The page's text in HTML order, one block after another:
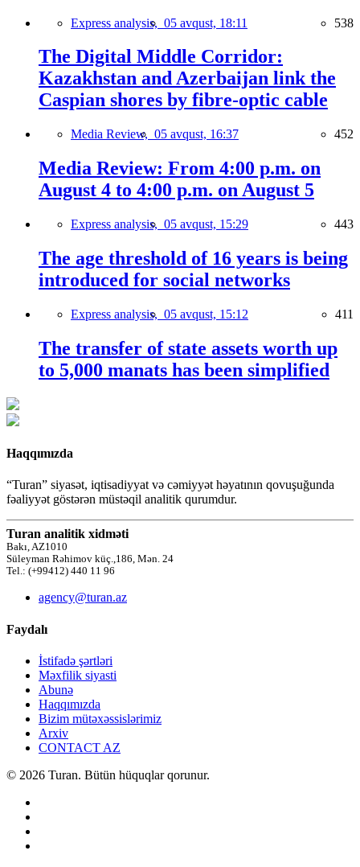
Express analysis, 05 avqust, 18:11 538
The Digital Middle Corridor:
Kazakhstan and Azerbaijan link the
Caspian shores by fibre-optic cable
Media Review, 05 avqust, 16:37 452
Media Review: From 4:00 p.m. on
August 4 to 4:00 p.m. on August 5
Express analysis, 05 avqust, 15:29 443
The age threshold of 16 years is being
introduced for social networks
Express analysis, 05 avqust, 15:12 411
The transfer of state assets worth up
to 5,000 manats has been simplified
Haqqımızda
“Turan” siyasət, iqtisadiyyat və cəmiyyət həyatının qovuşuğunda
fəaliyyət göstərən müstəqil analitik qurumdur.
Turan analitik xidməti
Bakı, AZ1010
Süleyman Rəhimov küç.,186, Mən. 24
Tel.: (+99412) 440 11 96
agency@turan.az
Faydalı
İstifadə şərtləri
Məxfilik siyasti
Abunə
Haqqımızda
Bizim mütəxəssislərimiz
Arxiv
CONTACT AZ
© 2026 Turan. Bütün hüquqlar qorunur.